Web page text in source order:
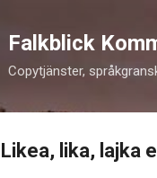
Falkblick
Copytjänster,
Likea, lika, lajka